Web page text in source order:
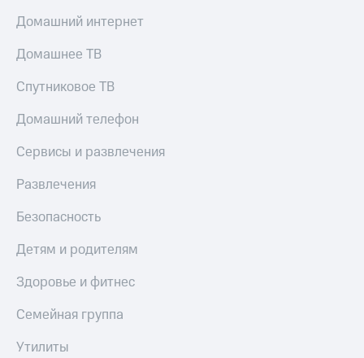
Домашний интернет
Домашнее ТВ
Спутниковое ТВ
Домашний телефон
Сервисы и развлечения
Развлечения
Безопасность
Детям и родителям
Здоровье и фитнес
Семейная группа
Утилиты